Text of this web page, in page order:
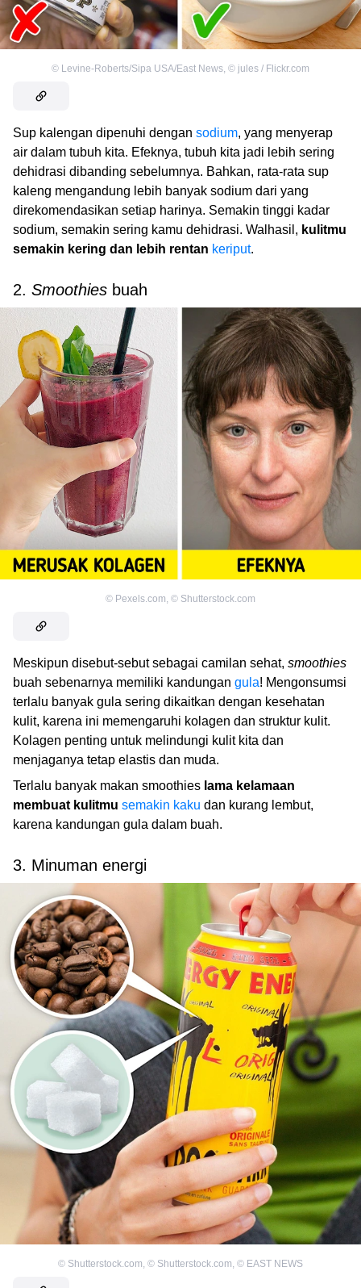
© Levine-Roberts/Sipa USA/East News © jules / Flickr.com
Sup kalengan dipenuhi dengan sodium, yang menyerap
air dalam tubuh kita. Efeknya, tubuh kita jadi lebih sering
dehidrasi dibanding sebelumnya. Bahkan, rata-rata sup
kaleng mengandung lebih banyak sodium dari yang
direkomendasikan setiap harinya. Semakin tinggi kadar
sodium, semakin sering kamu dehidrasi. Walhasil, kulitmu
semakin kering dan lebih rentan keriput.
2. Smoothies buah
© Pexels.com, © Shutterstock.com
Meskipun disebut-sebut sebagai camilan sehat, smoothies
buah sebenarnya memiliki kandungan gula! Mengonsumsi
terlalu banyak gula sering dikaitkan dengan kesehatan
kulit, karena ini memengaruhi kolagen dan struktur kulit.
Kolagen penting untuk melindungi kulit kita dan
menjaganya tetap elastis dan muda.
Terlalu banyak makan smoothies lama kelamaan
membuat kulitmu semakin kaku dan kurang lembut,
karena kandungan gula dalam buah.
3. Minuman energi
© Shutterstock.com, © Shutterstock.com, © EAST NEWS